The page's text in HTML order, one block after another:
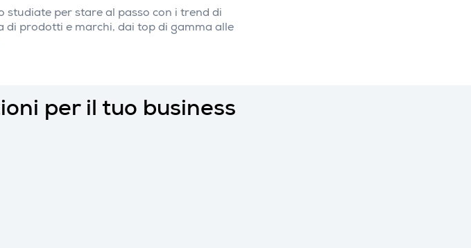
studiate per stare al passo con i trend di
di prodotti e marchi, dai top di gamma alle
per il tuo business